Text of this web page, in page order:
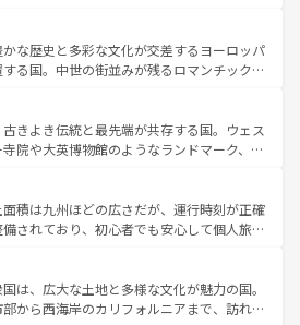
って風土や気候が異なるスペインはその個
性で訪れる人を魅了する。 なお、新着のスペイン情報は コ
を参照してほしい。
が詰まっている。華麗な宮殿、歴史的な大
ビーチ、そして豊かな自然が、訪れる者を心
また、フランスは美食の国としても知ら
ンの発祥地であるランス、プロヴァンスの
ダー畑など、多彩な楽しみ方が可能だ。さ
外の地域にも魅力が溢れており、どの街角に
運ぶとそれぞれで全く異なる文化を体験で
きるだろう。 なお、新着のフランス情報はコンテンツ一覧
い。
かな歴史と多彩な文化が交差するヨーロッパ
る国。中世の街並みが残るロマンチック街
は、どこを歩いても飽きることがない。ベ
活気、バイエルン州のアルプスの絶景、そ
沿いのワイン畑といった風景は必見。ビール
はぜひ体験してほしい。 なお、新着の
コンテンツ一覧を参照してほしい。
きよき伝統と最先端が共存する国。ウェス
寺院や大英博物館のようなランドマーク、歴
る魅力がある。また、優雅なアフタヌーン
ル好きにはたまらない英国パブ、サッカー観
からこそできる体験も豊富。イギリスを旅
してほしい。
面積は九州ほどの広さだが、運行時刻が正確
されており、初心者でも安心して個人旅行
ま残る町や、スイスならではのユニークな
アルプス観光だけでなく町歩きも満喫する
国民の所得が高いため物価も高いが、旅行
は、広大な土地と多様な文化が魅力の国。
から西海岸のカリフォルニアまで、訪れる